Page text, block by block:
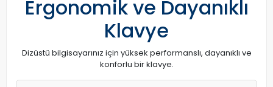
Ergonomik ve Dayanıklı
Klavye
Dizüstü bilgisayarınız için yüksek performanslı, dayanıklı ve
konforlu bir klavye.